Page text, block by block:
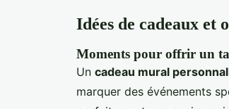
Idées de cadeaux et
Moments pour offrir un
Un cadeau mural
marquer des événements